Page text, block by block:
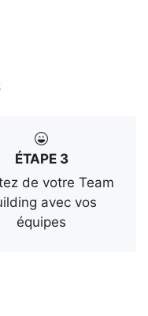
ÉTAPE 3
de votre Team
avec vos
équipes